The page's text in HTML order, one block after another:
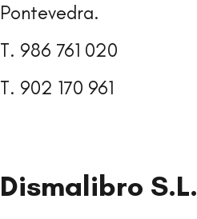
Pontevedra.
T. 986 761 020
T. 902 170 961
Dismalibro S.L.